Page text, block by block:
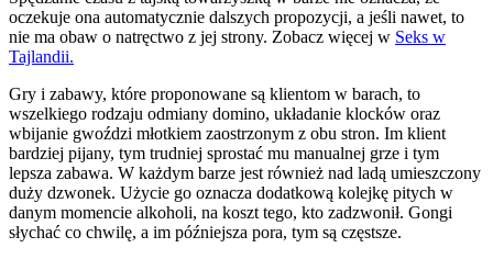
oczekuje ona automatycznie dalszych propozycji, a jeśli nawet, to
nie ma obaw o natręctwo z jej strony. Zobacz więcej w Seks w
Tajlandii.
Gry i zabawy, które proponowane są klientom w barach, to
wszelkiego rodzaju odmiany domino, układanie klocków oraz
wbijanie gwoździ młotkiem zaostrzonym z obu stron. Im klient
bardziej pijany, tym trudniej sprostać mu manualnej grze i tym
lepsza zabawa. W każdym barze jest również nad ladą umieszczony
duży dzwonek. Użycie go oznacza dodatkową kolejkę pitych w
danym momencie alkoholi, na koszt tego, kto zadzwonił. Gongi
słychać co chwilę, a im późniejsza pora, tym są częstsze.